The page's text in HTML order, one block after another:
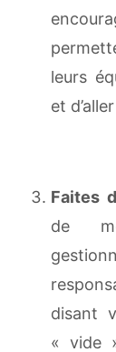
leurs
et
Faites
de
disant
« vide